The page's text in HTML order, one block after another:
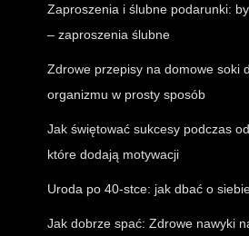
Zaproszenia i ślubne podarunki:
– zaproszenia ślubne
Zdrowe przepisy na domowe soki
organizmu w prosty sposób
Jak świętować sukcesy podczas
które dodają motywacji
Uroda po 40-stce: jak dbać o
Jak dobrze spać: Zdrowe nawyki